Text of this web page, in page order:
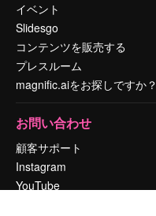
イベント
Slidesgo
コンテンツを販売する
プレスルーム
magnific.aiをお探しですか？
お問い合わせ
顧客サポート
Instagram
YouTube